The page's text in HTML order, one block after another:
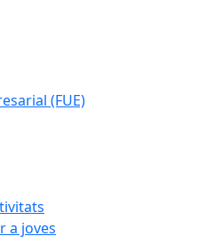
(FUE)
a joves